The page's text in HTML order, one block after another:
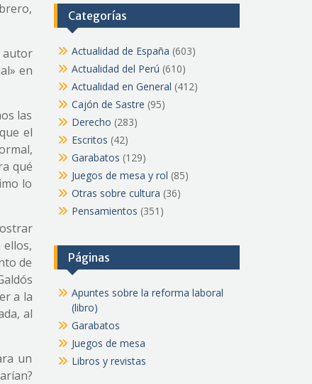
autor
en
las
el
qué
lo
de
a la
al
un
Categorías
Actualidad de España (603)
Actualidad del Perú (610)
Actualidad en General (412)
Cajón de Sastre (95)
Derecho (283)
Escritos (42)
Garabatos (129)
Juegos de mesa y rol (85)
Otras sobre cultura (36)
Pensamientos (351)
Páginas
Apuntes sobre la reforma laboral
(libro)
Garabatos
Juegos de mesa
Libros y revistas